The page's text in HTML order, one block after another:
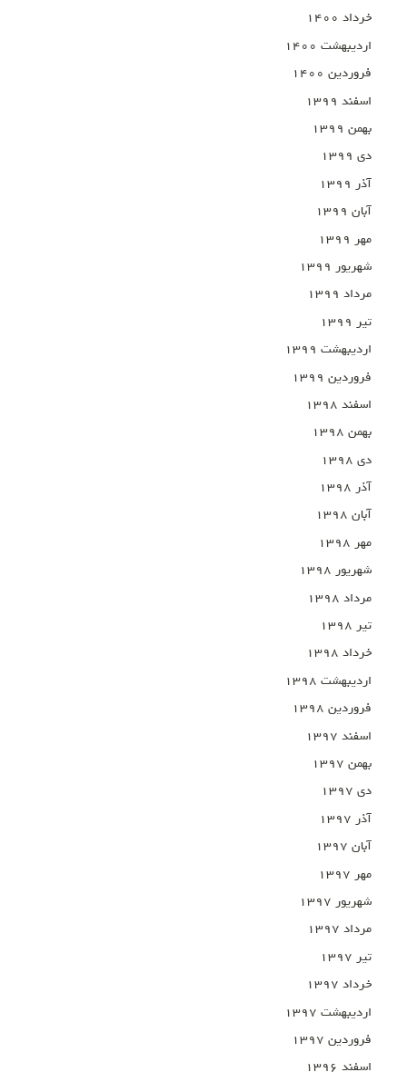
خرداد ۱۴۰۰
اردیبهشت ۱۴۰۰
فروردین ۱۴۰۰
اسفند ۱۳۹۹
بهمن ۱۳۹۹
دی ۱۳۹۹
آذر ۱۳۹۹
آبان ۱۳۹۹
مهر ۱۳۹۹
شهریور ۱۳۹۹
مرداد ۱۳۹۹
تیر ۱۳۹۹
اردیبهشت ۱۳۹۹
فروردین ۱۳۹۹
اسفند ۱۳۹۸
بهمن ۱۳۹۸
دی ۱۳۹۸
آذر ۱۳۹۸
آبان ۱۳۹۸
مهر ۱۳۹۸
شهریور ۱۳۹۸
مرداد ۱۳۹۸
تیر ۱۳۹۸
خرداد ۱۳۹۸
اردیبهشت ۱۳۹۸
فروردین ۱۳۹۸
اسفند ۱۳۹۷
بهمن ۱۳۹۷
دی ۱۳۹۷
آذر ۱۳۹۷
آبان ۱۳۹۷
مهر ۱۳۹۷
شهریور ۱۳۹۷
مرداد ۱۳۹۷
تیر ۱۳۹۷
خرداد ۱۳۹۷
اردیبهشت ۱۳۹۷
فروردین ۱۳۹۷
اسفند ۱۳۹۶